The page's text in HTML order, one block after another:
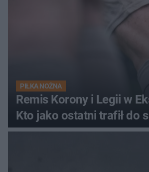
PIŁKA NOŻNA
Remis Korony i Legii w
Kto jako ostatni trafił do